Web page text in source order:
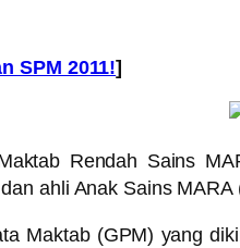
SPM 2011!]
Rendah Sains
ahli Anak Sains
Maktab (GPM) yang